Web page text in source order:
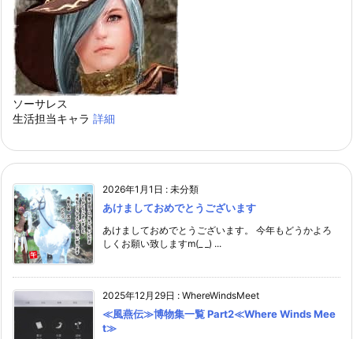
ソーサレス
生活担当キャラ 詳細
2026年1月1日 : 未分類
あけましておめでとうございます
あけましておめでとうございます。 今年もどうかよろ
しくお願い致しますm(_ _) ...
2025年12月29日 : WhereWindsMeet
≪風燕伝≫博物集一覧 Part2≪Where Winds Mee
t≫